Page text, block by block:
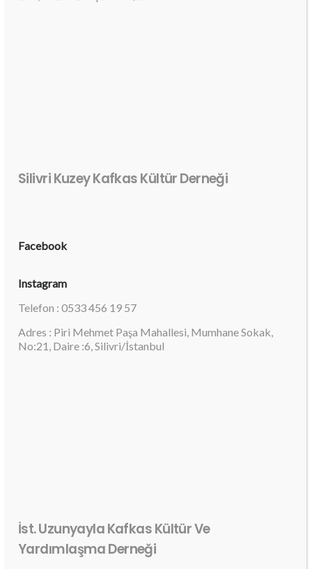
Silivri Kuzey Kafkas Kültür Derneği
Facebook
Instagram
Telefon : 0533 456 19 57
Adres : Piri Mehmet Paşa Mahallesi, Mumhane Sokak,
No:21, Daire :6, Silivri/İstanbul
İst. Uzunyayla Kafkas Kültür Ve
Yardımlaşma Derneği